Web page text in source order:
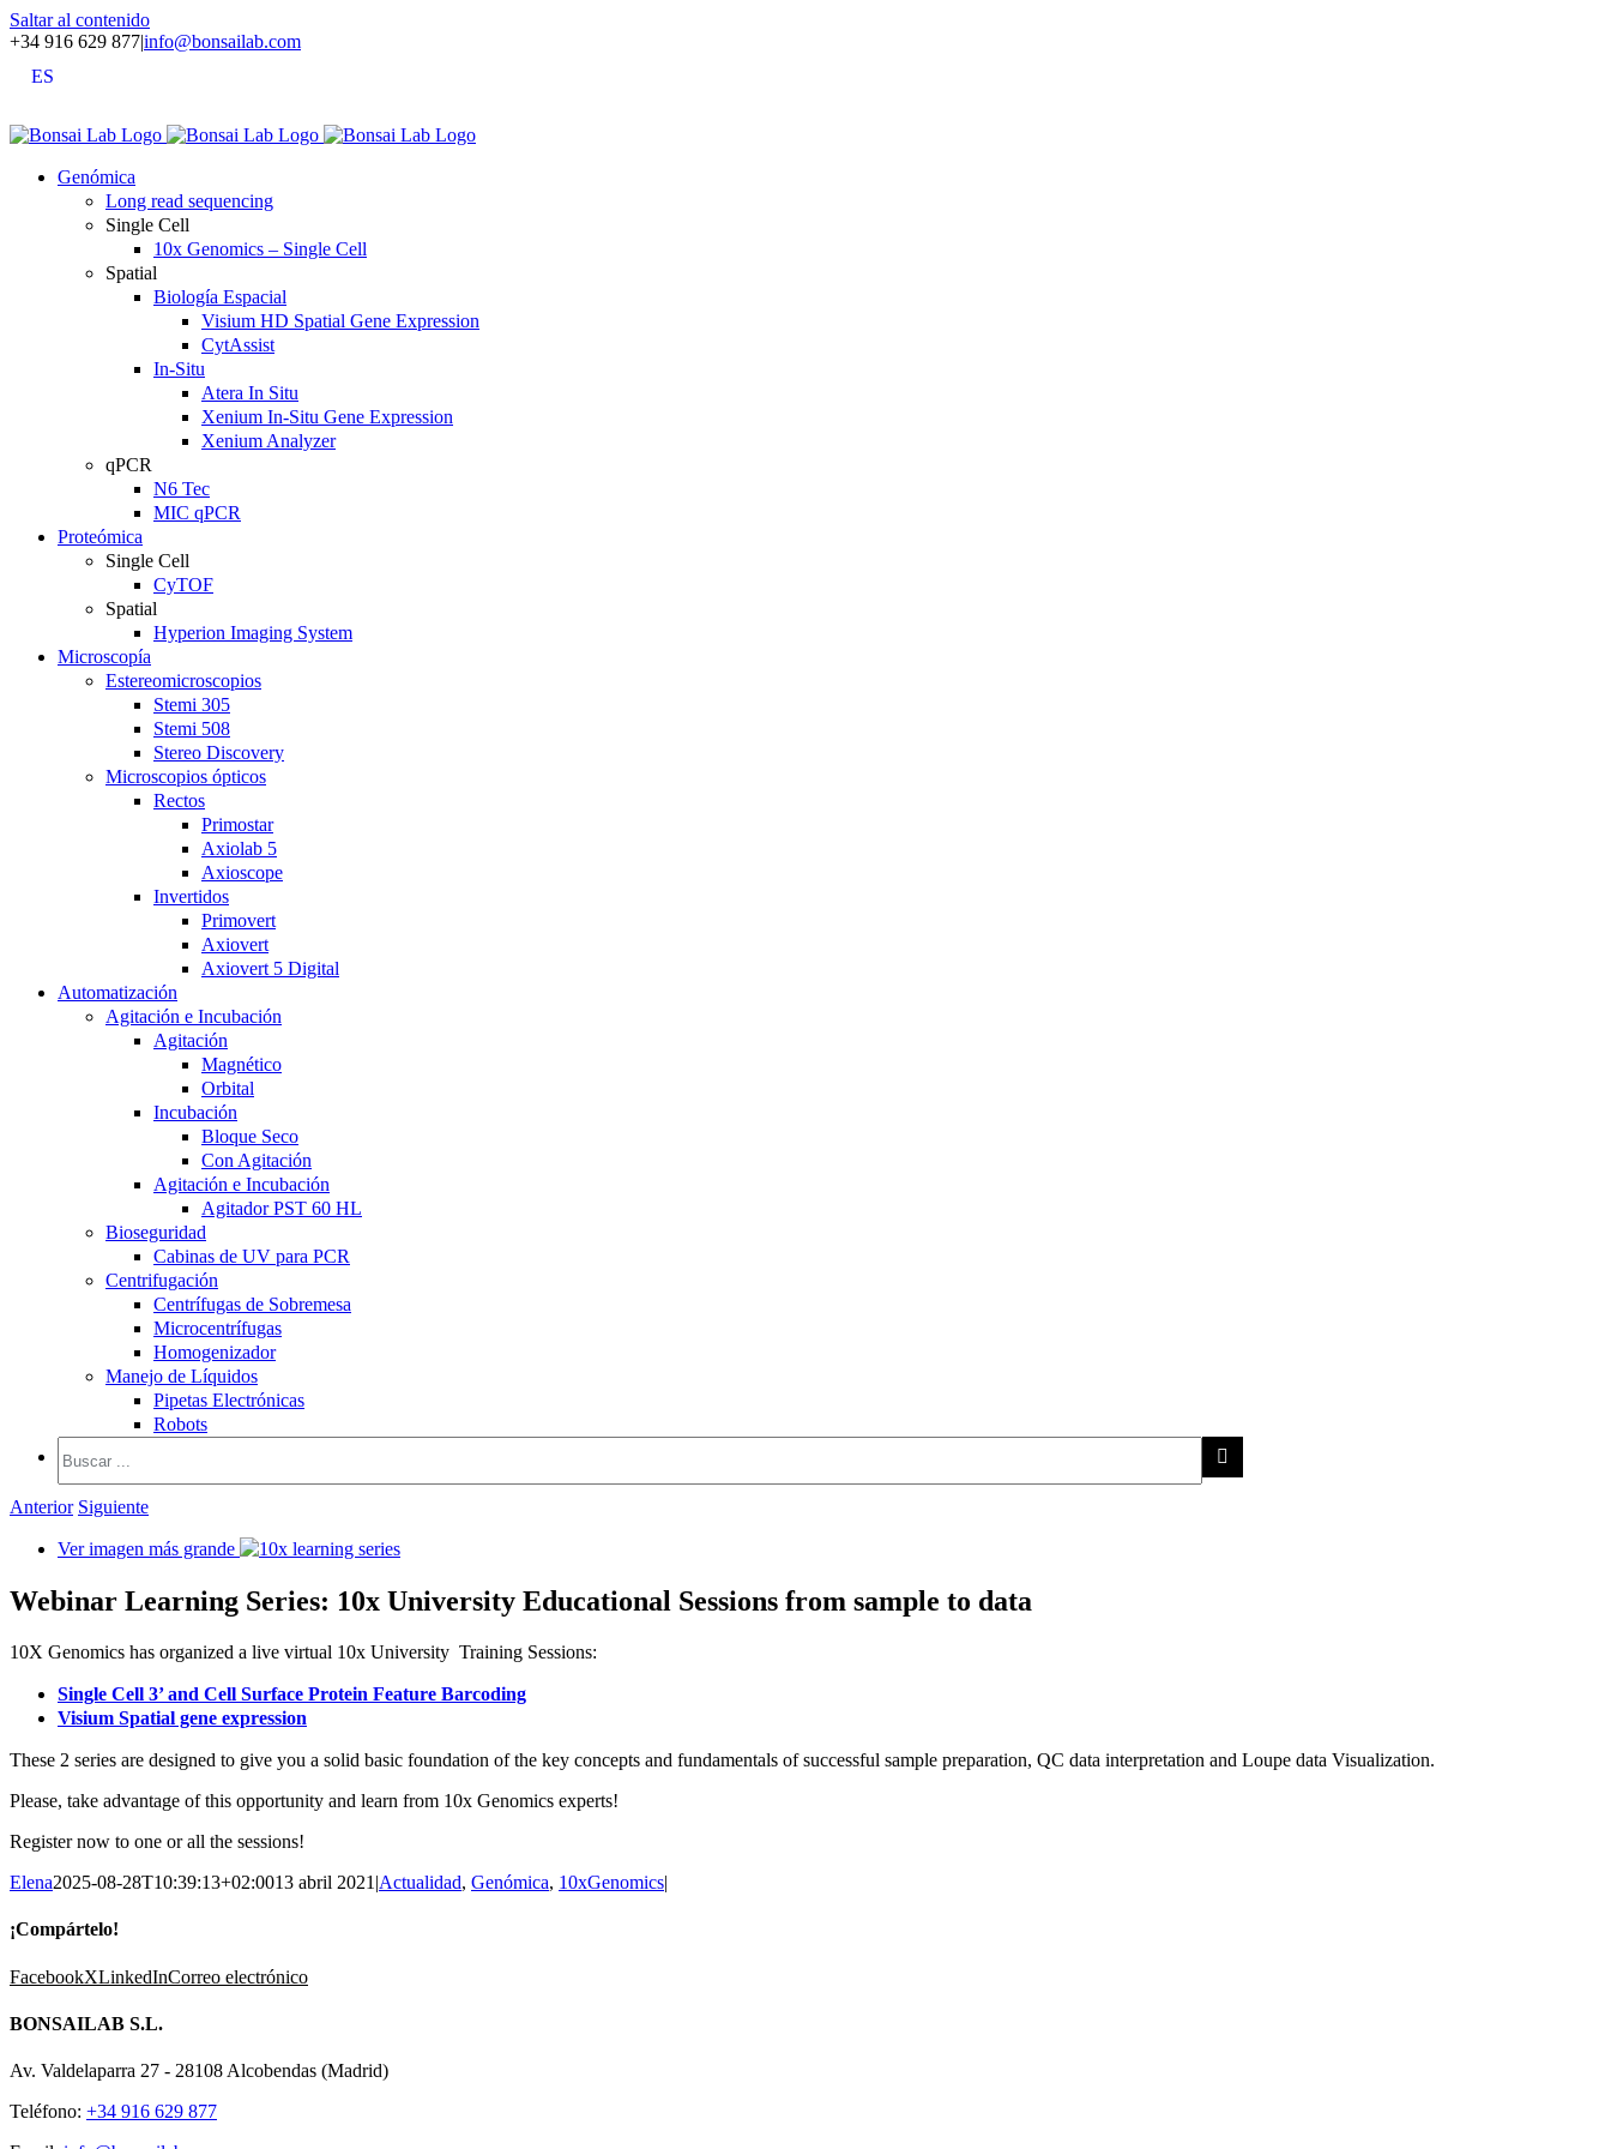
Saltar al contenido
+34 916 629 877|info@bonsailab.com
ES
Genómica
Long read sequencing
Single Cell
10x Genomics – Single Cell
Spatial
Biología Espacial
Visium HD Spatial Gene Expression
CytAssist
In-Situ
Atera In Situ
Xenium In-Situ Gene Expression
Xenium Analyzer
qPCR
N6 Tec
MIC qPCR
Proteómica
Single Cell
CyTOF
Spatial
Hyperion Imaging System
Microscopía
Estereomicroscopios
Stemi 305
Stemi 508
Stereo Discovery
Microscopios ópticos
Rectos
Primostar
Axiolab 5
Axioscope
Invertidos
Primovert
Axiovert
Axiovert 5 Digital
Automatización
Agitación e Incubación
Agitación
Magnético
Orbital
Incubación
Bloque Seco
Con Agitación
Agitación e Incubación
Agitador PST 60 HL
Bioseguridad
Cabinas de UV para PCR
Centrifugación
Centrífugas de Sobremesa
Microcentrífugas
Homogenizador
Manejo de Líquidos
Pipetas Electrónicas
Robots
Anterior Siguiente
Ver imagen más grande
Webinar Learning Series: 10x University Educational Sessions from sample to data
10X Genomics has organized a live virtual 10x University Training Sessions:
Single Cell 3’ and Cell Surface Protein Feature Barcoding
Visium Spatial gene expression
These 2 series are designed to give you a solid basic foundation of the key concepts and fundamentals of successful sample preparation, QC data interpretation and Loupe data Visualization.
Please, take advantage of this opportunity and learn from 10x Genomics experts!
Register now to one or all the sessions!
Elena2025-08-28T10:39:13+02:0013 abril 2021 |Actualidad, Genómica, 10xGenomics|
¡Compártelo!
FacebookXLinkedInCorreo electrónico
BONSAILAB S.L.
Av. Valdelaparra 27 - 28108 Alcobendas (Madrid)
Teléfono: +34 916 629 877